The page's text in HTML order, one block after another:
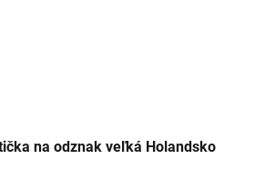
na odznak veľká Holandsko